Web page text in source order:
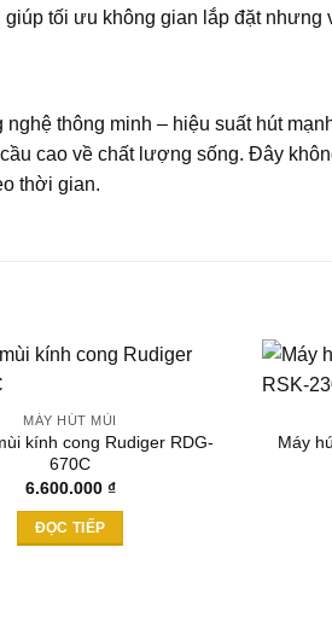
tối ưu không gian lắp đặt nhưng
thông minh – hiệu suất hút
cao về chất lượng sống. Đây
thời gian.
Add to
MÁY HÚT MÙI
kính cong Rudiger RDG-
670C
6.600.000 ₫
ĐỌC TIẾP
Máy